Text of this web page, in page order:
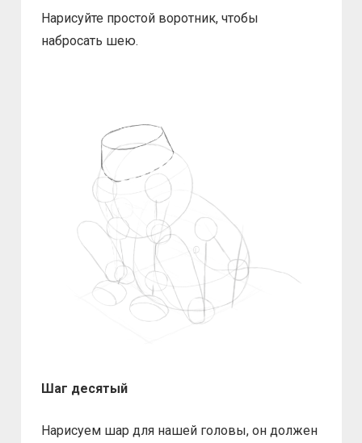
Нарисуйте простой воротник, чтобы
набросать шею.
Шаг десятый
Нарисуем шар для нашей головы, он должен